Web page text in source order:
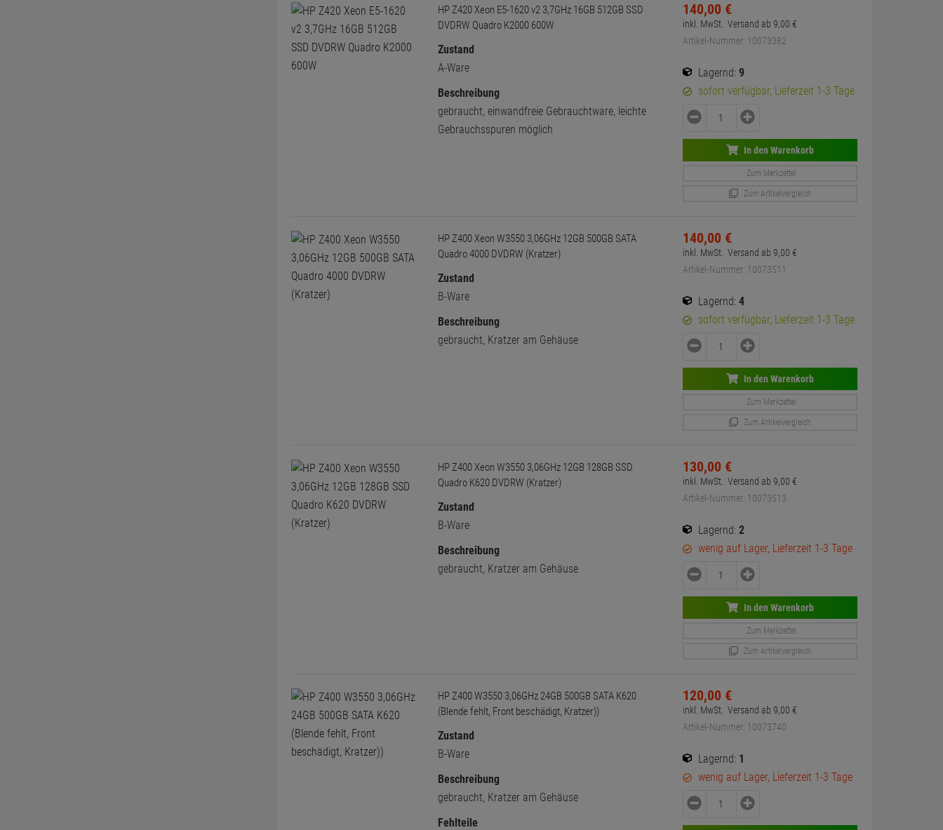
HP Z420 Xeon E5-1620 v2 3,7GHz 16GB 512GB SSD
DVDRW Quadro K2000 600W
Zustand
A-Ware
Beschreibung
gebraucht, einwandfreie Gebrauchtware, leichte
Gebrauchsspuren möglich
140,00 €
inkl. MwSt. Versand ab 9,00 €
Artikel-Nummer: 10073382
Lagernd: 9
sofort verfügbar, Lieferzeit 1-3 Tage
In den Warenkorb
Zum Merkzettel
Zum Artikelvergleich
HP Z400 Xeon W3550 3,06GHz 12GB 500GB SATA
Quadro 4000 DVDRW (Kratzer)
Zustand
B-Ware
Beschreibung
gebraucht, Kratzer am Gehäuse
140,00 €
inkl. MwSt. Versand ab 9,00 €
Artikel-Nummer: 10073511
Lagernd: 4
sofort verfügbar, Lieferzeit 1-3 Tage
In den Warenkorb
Zum Merkzettel
Zum Artikelvergleich
HP Z400 Xeon W3550 3,06GHz 12GB 128GB SSD
Quadro K620 DVDRW (Kratzer)
Zustand
B-Ware
Beschreibung
gebraucht, Kratzer am Gehäuse
130,00 €
inkl. MwSt. Versand ab 9,00 €
Artikel-Nummer: 10073513
Lagernd: 2
wenig auf Lager, Lieferzeit 1-3 Tage
In den Warenkorb
Zum Merkzettel
Zum Artikelvergleich
HP Z400 W3550 3,06GHz 24GB 500GB SATA K620
(Blende fehlt, Front beschädigt, Kratzer))
Zustand
B-Ware
Beschreibung
gebraucht, Kratzer am Gehäuse
Fehlteile
120,00 €
inkl. MwSt. Versand ab 9,00 €
Artikel-Nummer: 10073740
Lagernd: 1
wenig auf Lager, Lieferzeit 1-3 Tage